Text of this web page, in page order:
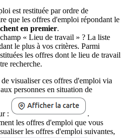
est restituée par ordre de
que les offres d'emploi répondant le
en premier.
« Lieu de travail » ? La liste
le plus à vos critères. Parmi
les offres dont le lieu de travail
recherche.
visualiser ces offres d'emploi via
personnes en situation de
:
.
les offres d'emploi que vous
les offres d'emploi suivantes,